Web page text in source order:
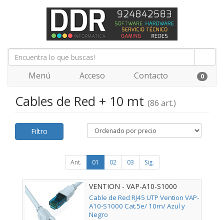
Menú Acceso Contacto 0
Cables de Red + 10 mt (86 art.)
Filtro
Ant. 01 02 03 Sig.
VENTION - VAP-A10-S1000
Cable de Red RJ45 UTP Vention VAP-
A10-S1000 Cat.5e/ 10m/ Azul y
Negro